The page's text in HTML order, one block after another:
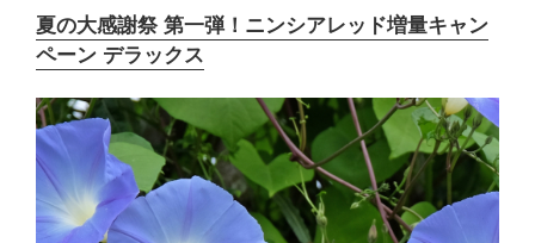
夏の大感謝祭 第一弾！ニンシアレッド増量キャン
ペーン デラックス